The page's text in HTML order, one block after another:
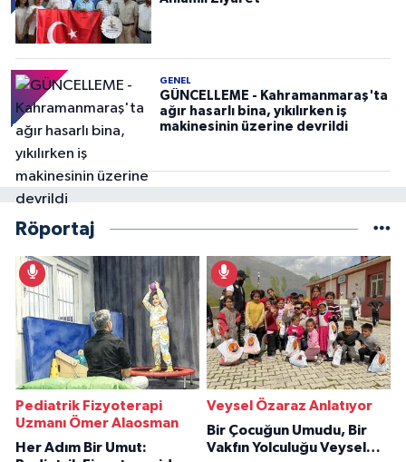
GENEL
GÜNCELLEME - Kahramanmaraş'ta
ağır hasarlı bina, yıkılırken iş
makinesinin üzerine devrildi
Röportaj
Pediatrik Fizyoterapi
Uzmanı Ömer Alaosman
Her Adım Bir Umut:
Veysel Özaraz Anlatıyor
Bir Çocuğun Umudu, Bir
Vakfın Yolculuğu Veysel